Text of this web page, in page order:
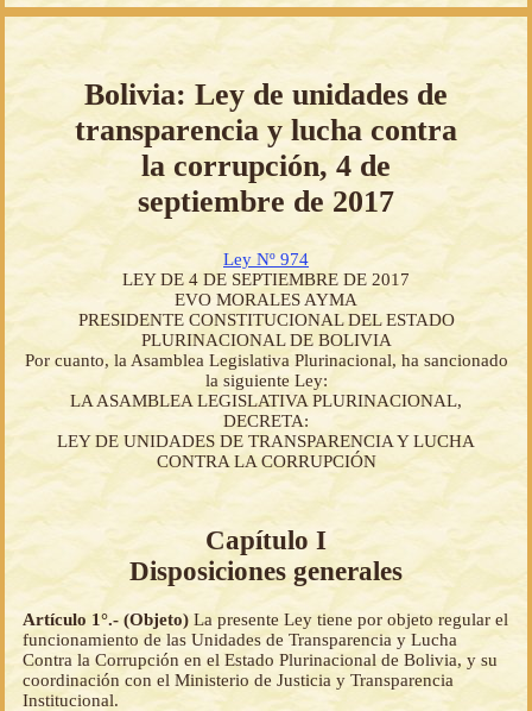
Bolivia: Ley de unidades de
transparencia y lucha contra
la corrupción, 4 de
septiembre de 2017
Ley Nº 974
LEY DE 4 DE SEPTIEMBRE DE 2017
EVO MORALES AYMA
PRESIDENTE CONSTITUCIONAL DEL ESTADO
PLURINACIONAL DE BOLIVIA
Por cuanto, la Asamblea Legislativa Plurinacional, ha sancionado
la siguiente Ley:
LA ASAMBLEA LEGISLATIVA PLURINACIONAL,
DECRETA:
LEY DE UNIDADES DE TRANSPARENCIA Y LUCHA
CONTRA LA CORRUPCIÓN
Capítulo I
Disposiciones generales
Artículo 1°.- (Objeto) La presente Ley tiene por objeto regular el
funcionamiento de las Unidades de Transparencia y Lucha
Contra la Corrupción en el Estado Plurinacional de Bolivia, y su
coordinación con el Ministerio de Justicia y Transparencia
Institucional.